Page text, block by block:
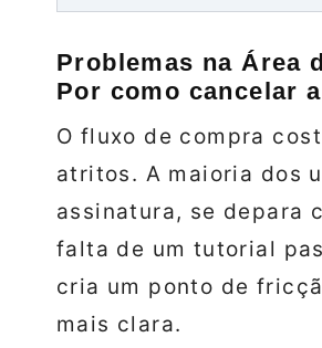
Problemas na Área
Por como cancelar
O fluxo de compra
atritos. A maioria dos
assinatura, se depara
falta de um tutorial
cria um ponto de
mais clara.